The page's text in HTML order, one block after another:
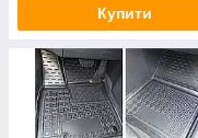
Toyota Land
Toyota Prius
Toyota Previa 2000-
Toyota Previa
Купити